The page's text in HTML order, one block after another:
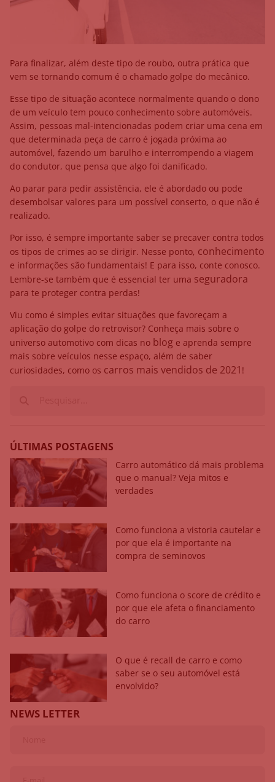
Para finalizar, além deste tipo de roubo, outra prática que
vem se tornando comum é o chamado golpe do mecânico.
Esse tipo de situação acontece normalmente quando o dono
de um veículo tem pouco conhecimento sobre automóveis.
Assim, pessoas mal-intencionadas podem criar uma cena em
que determinada peça de carro é jogada próxima ao
automóvel, fazendo um barulho e interrompendo a viagem
do condutor, que pensa que algo foi danificado.
Ao parar para pedir assistência, ele é abordado ou pode
desembolsar valores para um possível conserto, o que não é
realizado.
Por isso, é sempre importante saber se precaver contra todos
os tipos de crimes ao se dirigir. Nesse ponto, conhecimento
e informações são fundamentais! E para isso, conte conosco.
Lembre-se também que é essencial ter uma seguradora
para te proteger contra perdas!
Viu como é simples evitar situações que favoreçam a
aplicação do golpe do retrovisor? Conheça mais sobre o
universo automotivo com dicas no blog e aprenda sempre
mais sobre veículos nesse espaço, além de saber
curiosidades, como os carros mais vendidos de 2021 !
ÚLTIMAS POSTAGENS
Carro automático dá mais problema
que o manual? Veja mitos e
verdades
Como funciona a vistoria cautelar e
por que ela é importante na
compra de seminovos
Como funciona o score de crédito e
por que ele afeta o financiamento
do carro
O que é recall de carro e como
saber se o seu automóvel está
envolvido?
NEWS LETTER